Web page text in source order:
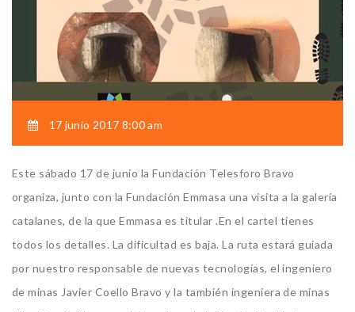
17 junio 2017 8:00 am
Este sábado 17 de junio laFundación Telesforo Bravo
organiza, junto con la Fundación Emmasa una visita a la galería
catalanes, de la que Emmasa es titular .En el cartel tienes
todos los detalles. La dificultad es baja. La ruta estará guiada
por nuestro responsable de nuevas tecnologías, el ingeniero
de minas Javier Coello Bravo y la también ingeniera de minas